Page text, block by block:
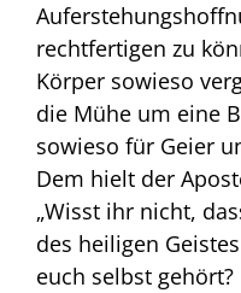
rechtfertigen zu
Körper sowieso
die Mühe um eine
sowieso für Geier
Dem hielt der
„Wisst ihr nicht,
des heiligen
euch selbst